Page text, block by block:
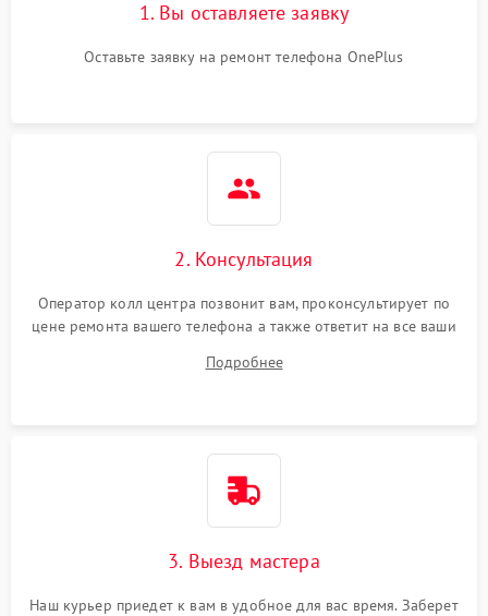
1. Вы оставляете заявку
Оставьте заявку на ремонт телефона OnePlus
2. Консультация
Оператор колл центра позвонит вам, проконсультирует по
цене ремонта вашего телефона а также ответит на все ваши
Подробнее
3. Выезд мастера
Наш курьер приедет к вам в удобное для вас время. Заберет